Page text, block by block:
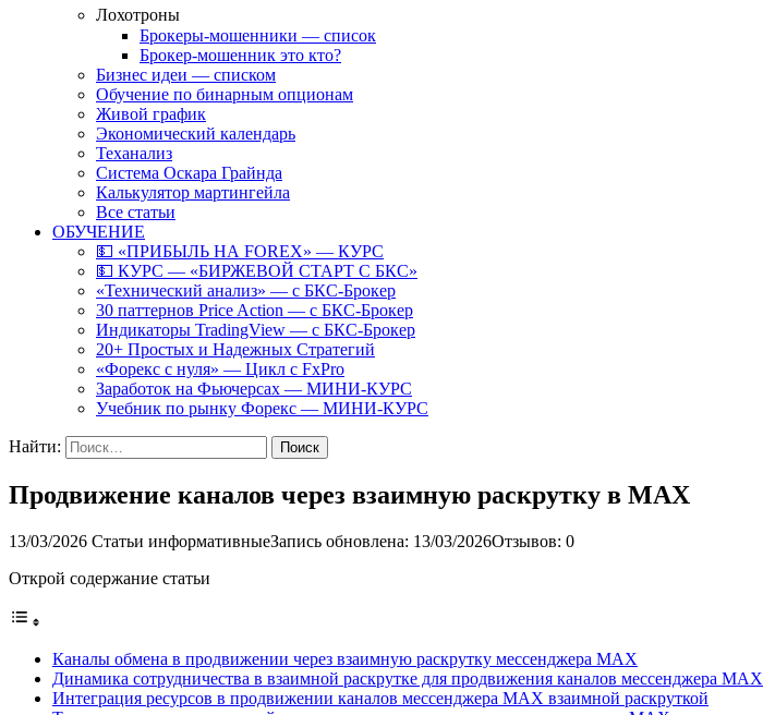
Лохотроны
Брокеры-мошенники — список
Брокер-мошенник это кто?
Бизнес идеи — списком
Обучение по бинарным опционам
Живой график
Экономический календарь
Теханализ
Система Оскара Грайнда
Калькулятор мартингейла
Все статьи
ОБУЧЕНИЕ
💵 «ПРИБЫЛЬ НА FOREX» — КУРС
💵 КУРС — «БИРЖЕВОЙ СТАРТ С БКС»
«Технический анализ» — с БКС-Брокер
30 паттернов Price Action — с БКС-Брокер
Индикаторы TradingView — с БКС-Брокер
20+ Простых и Надежных Стратегий
«Форекс с нуля» — Цикл с FxPro
Заработок на Фьючерсах — МИНИ-КУРС
Учебник по рынку Форекс — МИНИ-КУРС
Найти:
Продвижение каналов через взаимную раскрутку в MAX
13/03/2026 Статьи информативныеЗапись обновлена: 13/03/2026Отзывов: 0
Открой содержание статьи
Каналы обмена в продвижении через взаимную раскрутку мессенджера MAX
Динамика сотрудничества в взаимной раскрутке для продвижения каналов мессенджера MAX
Интеграция ресурсов в продвижении каналов мессенджера MAX взаимной раскруткой